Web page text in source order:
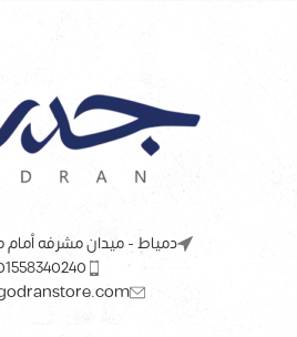
دمياط - ميدان مشرفه أمام